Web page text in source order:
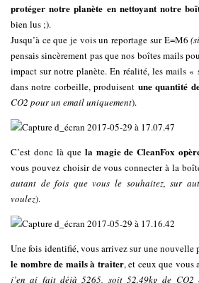
protéger notre planète en nettoyant notre
bien lus ;).
Jusqu’à ce que je vois un reportage sur E=M6
pensais sincèrement pas que nos boîtes mails
impact sur notre planète. En réalité, les mails «
dans notre corbeille, produisent une quantité
CO2 pour un email uniquement).
C’est donc là que la magie de CleanFox
vous pouvez choisir de vous connecter à la
autant de fois que vous le souhaitez, sur
voulez).
Une fois identifié, vous arrivez sur une nouvelle
le nombre de mails à traiter, et ceux que vous
j’en ai fait déjà 5265, soit 52,49kg de CO2